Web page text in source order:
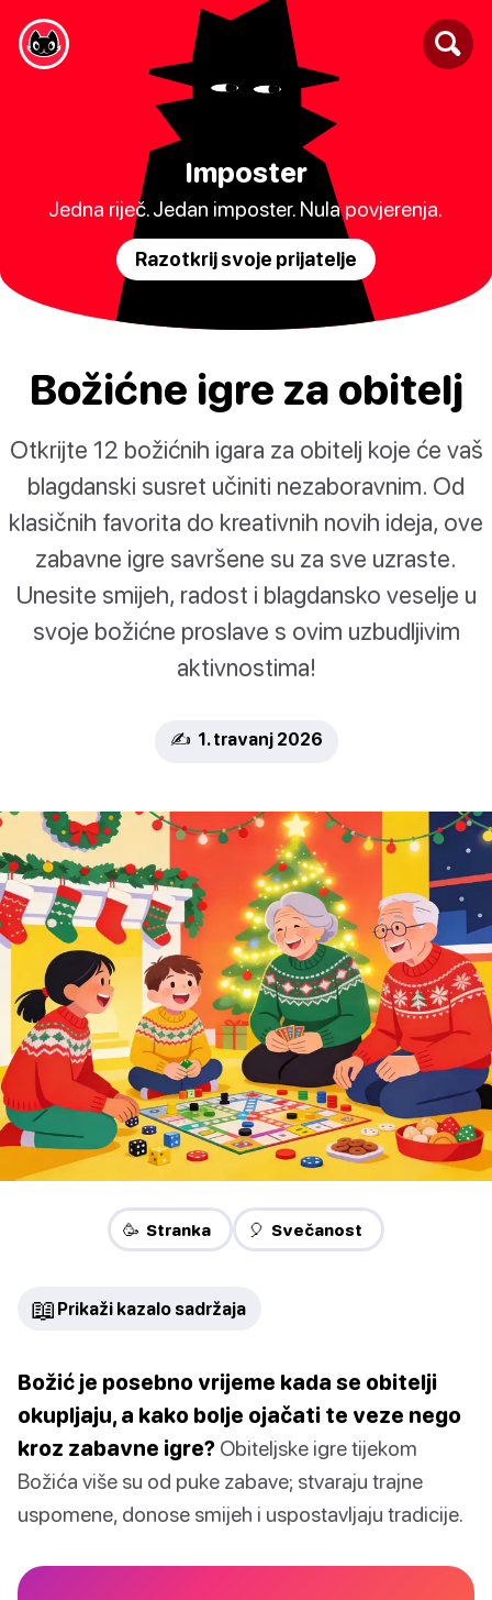
Imposter
Jedna riječ. Jedan imposter. Nula povjerenja.
Razotkrij svoje prijatelje
Božićne igre za obitelj
Otkrijte 12 božićnih igara za obitelj koje će vaš
blagdanski susret učiniti nezaboravnim. Od
klasičnih favorita do kreativnih novih ideja, ove
zabavne igre savršene su za sve uzraste.
Unesite smijeh, radost i blagdansko veselje u
svoje božićne proslave s ovim uzbudljivim
aktivnostima!
✍️ 1. travanj 2026
🥳 Stranka 🎈 Svečanost
📖 Prikaži kazalo sadržaja
Božić je posebno vrijeme kada se obitelji
okupljaju, a kako bolje ojačati te veze nego
kroz zabavne igre? Obiteljske igre tijekom
Božića više su od puke zabave; stvaraju trajne
uspomene, donose smijeh i uspostavljaju tradicije.